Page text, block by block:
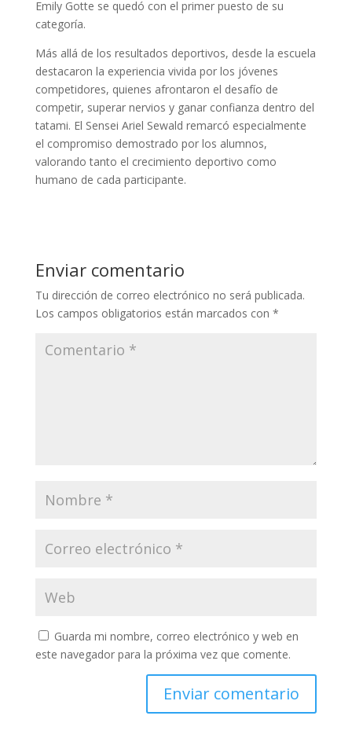
Emily Gotte se quedó con el primer puesto de su
categoría.
Más allá de los resultados deportivos, desde la escuela
destacaron la experiencia vivida por los jóvenes
competidores, quienes afrontaron el desafío de
competir, superar nervios y ganar confianza dentro del
tatami. El Sensei Ariel Sewald remarcó especialmente
el compromiso demostrado por los alumnos,
valorando tanto el crecimiento deportivo como
humano de cada participante.
Enviar comentario
Tu dirección de correo electrónico no será publicada.
Los campos obligatorios están marcados con *
Guarda mi nombre, correo electrónico y web en
este navegador para la próxima vez que comente.